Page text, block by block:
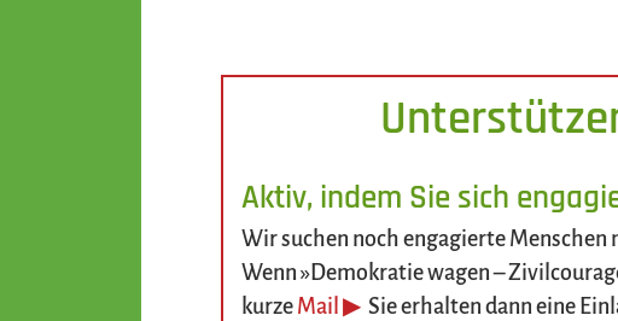
Aktiv, indem Sie sich
Wir suchen noch engagierte
Wenn »Demokratie wagen –
kurze Mail ▶ Sie erhalten dann eine